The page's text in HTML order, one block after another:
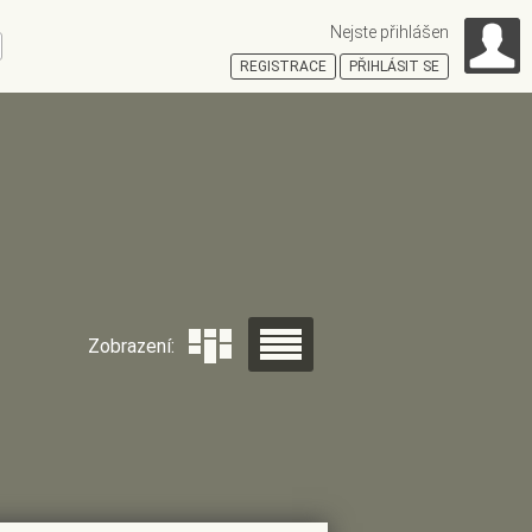
Zobrazení:
Nejste přihlášen
REGISTRACE PŘIHLÁSIT SE